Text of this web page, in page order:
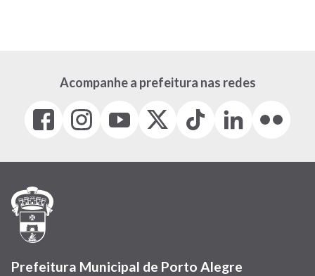
Acompanhe a prefeitura nas redes
Facebook
(link
em
janela)
Instagram
(link
em
(link
em
(Antigo
(link
Tiktok
(link
em
LinkedIn
(link
em
(link
em
Prefeitura Municipal de Porto Alegre